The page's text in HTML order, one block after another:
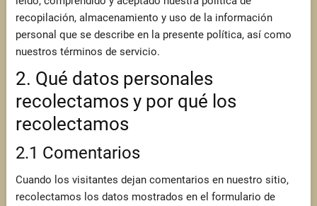
recopilación, almacenamiento y uso de la información
personal que se describe en la presente política, así como
nuestros términos de servicio.
2. Qué datos personales
recolectamos y por qué los
recolectamos
2.1 Comentarios
Cuando los visitantes dejan comentarios en nuestro sitio,
recolectamos los datos mostrados en el formulario de